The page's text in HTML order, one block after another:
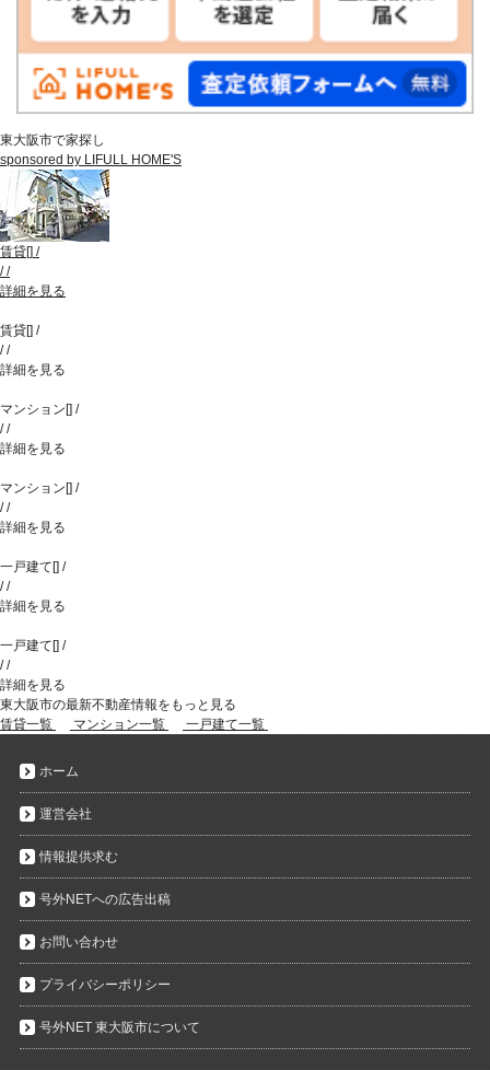
東大阪市で家探し
sponsored by LIFULL HOME'S
賃貸[] /
//
詳細を見る
賃貸[] /
//
詳細を見る
マンション [] /
//
詳細を見る
マンション [] /
//
詳細を見る
一戸建て [] /
//
詳細を見る
一戸建て [] /
//
詳細を見る
東大阪市の最新不動産情報をもっと見る
賃貸一覧
マンション一覧 一戸建て一覧
ホーム
運営会社
情報提供求む
号外NETへの広告出稿
お問い合わせ
プライバシーポリシー
号外NET 東大阪市について